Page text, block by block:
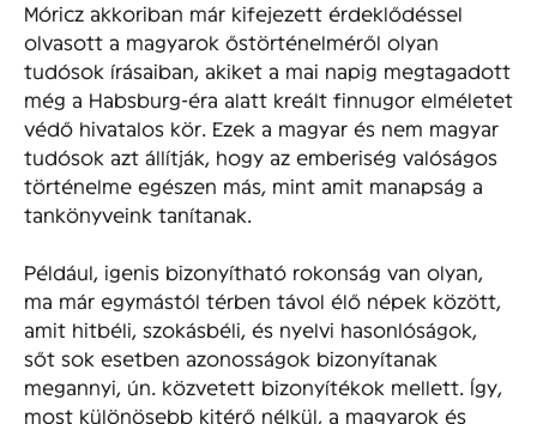
Móricz akkoriban már kifejezett érdeklődéssel
olvasott a magyarok őstörténelméről olyan
tudósok írásaiban, akiket a mai napig megtagadott
még a Habsburg-éra alatt kreált finnugor elméletet
védő hivatalos kör. Ezek a magyar és nem magyar
tudósok azt állítják, hogy az emberiség valóságos
történelme egészen más, mint amit manapság a
tankönyveink tanítanak.
Például, igenis bizonyítható rokonság van olyan,
ma már egymástól térben távol élő népek között,
amit hitbéli, szokásbéli, és nyelvi hasonlóságok,
sőt sok esetben azonosságok bizonyítanak
megannyi, ún. közvetett bizonyítékok mellett. Így,
most különösebb kitérő nélkül, a magyarok és